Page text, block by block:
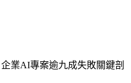
業AI專案逾九成失敗關鍵剖